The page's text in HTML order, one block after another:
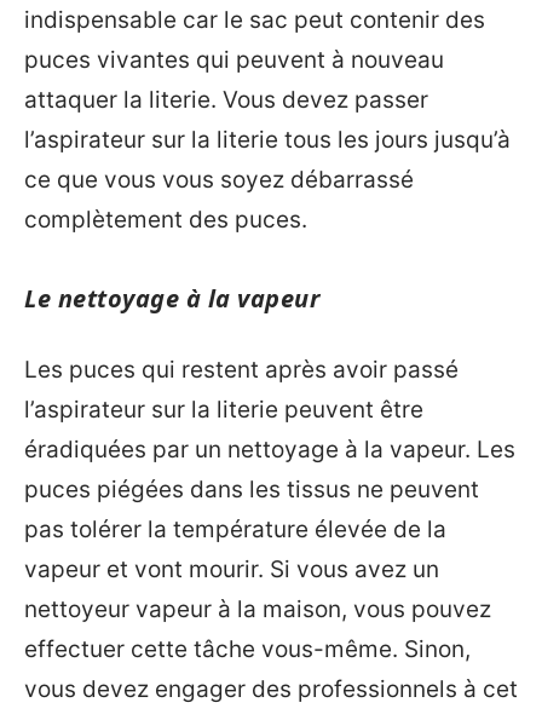
indispensable car le sac peut contenir des
puces vivantes qui peuvent à nouveau
attaquer la literie. Vous devez passer
l’aspirateur sur la literie tous les jours jusqu’à
ce que vous vous soyez débarrassé
complètement des puces.
Le nettoyage à la vapeur
Les puces qui restent après avoir passé
l’aspirateur sur la literie peuvent être
éradiquées par un nettoyage à la vapeur. Les
puces piégées dans les tissus ne peuvent
pas tolérer la température élevée de la
vapeur et vont mourir. Si vous avez un
nettoyeur vapeur à la maison, vous pouvez
effectuer cette tâche vous-même. Sinon,
vous devez engager des professionnels à cet